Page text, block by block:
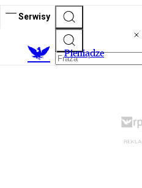
Serwisy
Pieniądze